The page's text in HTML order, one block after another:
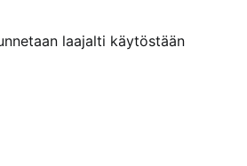
laajalti käytöstään